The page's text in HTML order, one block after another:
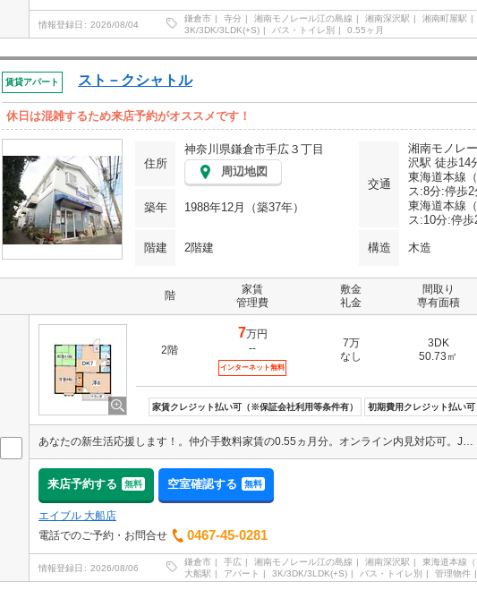
情報登録日 2026/08/04
鎌倉市 寺分 湘南モノレール江の島線 湘南深沢駅 湘南町屋駅
3K/3DK/3LDK(+S)
バス・トイレ別 0.55ヶ月
賃貸アパート スト－クシャトル
休日は混雑するため来店予約がオススメです！
住所
神奈川県鎌倉市手広３丁目
周辺地図
交通
湘南モノレ
沢駅 徒歩14
東海道本線
ス:8分:停歩2
東海道本線
ス:10分:停歩
築年 1988年12月（築37年）
階建 2階建 構造 木造
階
家賃
管理費
敷金
礼金
間取り
専有面積
2階
7万円
--
インターネット無料
7万
なし
3DK
50.73㎡
家賃クレジット払い可（※保証会社利用等条件有） 初期費用クレジット払い
あなたの新生活応援します！。仲介手数料家賃の0.55ヵ月分。オンライン内見対応可。J:COMインターネット320Mbps Wi-Fi無料。引越指定業者あり。
来店予約する 無料 空室確認する 無料
エイブル 大船店
電話でのご予約・お問合せ
0467-45-0281
情報登録日 2026/08/06
鎌倉市 手広 湘南モノレール江の島線 湘南深沢駅 東海道本線（
大船駅
アパート 3K/3DK/3LDK(+S) バス・トイレ別 管理物件